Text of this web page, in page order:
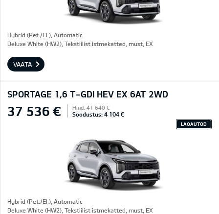
Hybrid (Pet./El.), Automatic
Deluxe White (HW2), Tekstiilist istmekatted, must, EX
VAATA
SPORTAGE 1,6 T-GDI HEV EX 6AT 2WD
37 536 € Hind: 41 640 €
Soodustus: 4 104 €
LAOAUTOD
Hybrid (Pet./El.), Automatic
Deluxe White (HW2), Tekstiilist istmekatted, must, EX